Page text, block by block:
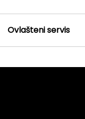
Ovlašteni servis